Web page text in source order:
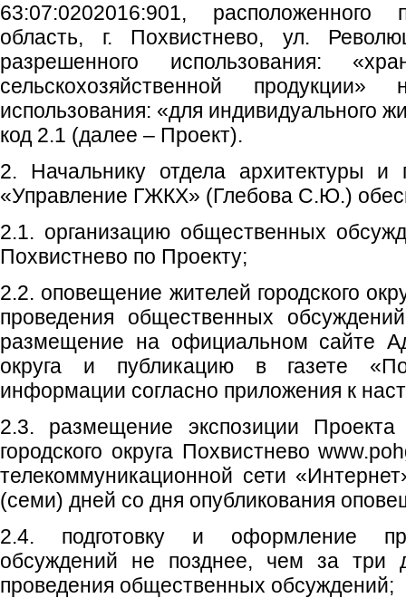
63:07:0202016:901,
область, г. Похвистнево, ул.
разрешенного использования:
сельскохозяйственной
использования: «для индивидуального
код 2.1 (далее – Проект).
2. Начальнику отдела архитектуры и
«Управление ГЖКХ» (Глебова С.Ю.)
2.1. организацию общественных
Похвистнево по Проекту;
2.2. оповещение жителей городского
проведения общественных
размещение на официальном сайте
округа и публикацию в газете
информации согласно приложения к
2.3. размещение экспозиции
городского округа Похвистнево
телекоммуникационной сети
(семи) дней со дня опубликования
2.4. подготовку и оформление
обсуждений не позднее, чем за три
проведения общественных обсуждений;